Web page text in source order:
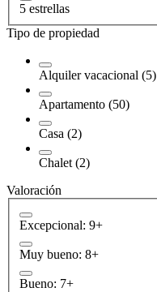
5 estrellas
Tipo de propiedad
Alquiler vacacional (5)
Apartamento (50)
Casa (2)
Chalet (2)
Valoración
Excepcional: 9+
Muy bueno: 8+
Bueno: 7+